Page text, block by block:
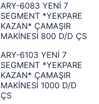
ARY-6083 YENİ 7
SEGMENT *YEKPARE
KAZAN* ÇAMAŞIR
MAKİNESİ 800 D/D ÇS
ARY-6103 YENİ 7
SEGMENT *YEKPARE
KAZAN* ÇAMAŞIR
MAKİNESİ 1000 D/D
ÇS